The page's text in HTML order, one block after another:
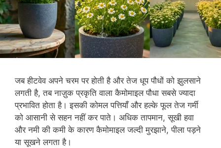
जब हीटवेव अपने चरम पर होती है और तेज धूप पौधों को झुलसाने
लगती है, तब नाज़ुक प्रकृति वाला कैमोमाइल पौधा सबसे ज्यादा
प्रभावित होता है। इसकी कोमल पत्तियाँ और हल्के फूल तेज गर्मी
को आसानी से सहन नहीं कर पाते। अधिक तापमान, सूखी हवा
और नमी की कमी के कारण कैमोमाइल जल्दी मुरझाने, पीला पड़ने
या सूखने लगता है।